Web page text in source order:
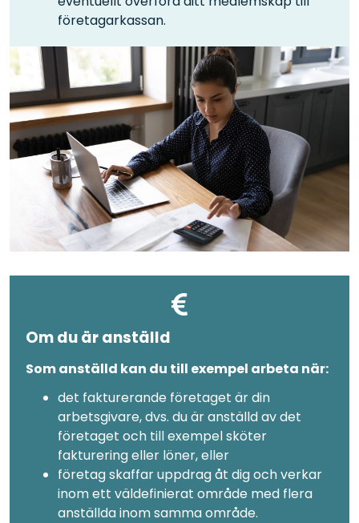
företagarkassan.
Om du är anställd
Som anställd kan du till exempel arbeta när:
det fakturerande företaget är din
arbetsgivare, dvs. du är anställd av det
företaget och till exempel sköter
fakturering eller löner, eller
företag skaffar uppdrag åt dig och verkar
inom ett väldefinierat område med flera
anställda inom samma område.